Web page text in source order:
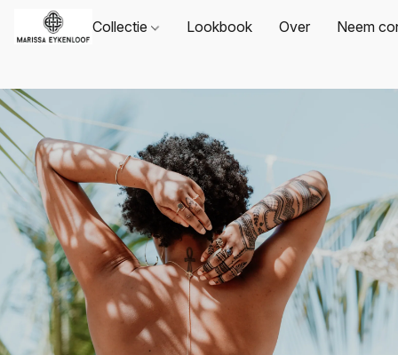
Collectie Lookbook Over Neem